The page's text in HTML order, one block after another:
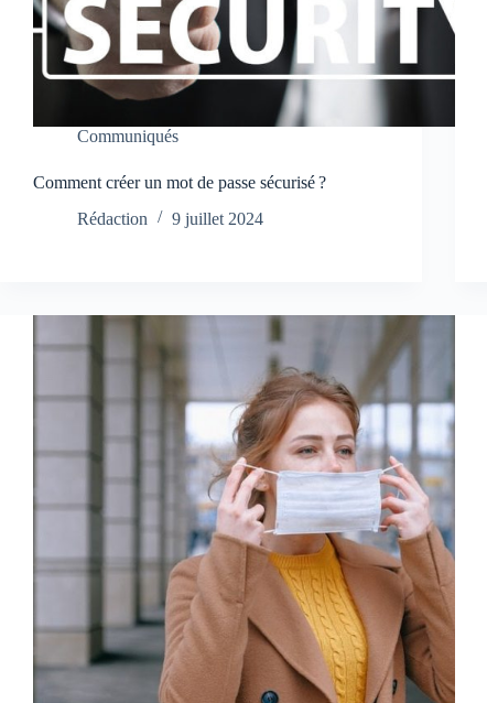
Communiqués
Comment créer un mot de passe sécurisé ?
Rédaction
9 juillet 2024